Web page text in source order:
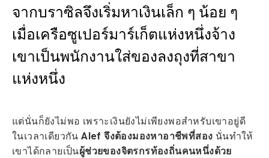
จากบราซิลจึงเริ่มหาเงินเล็ก ๆ น้อย ๆ
เมื่อเครือซูเปอร์มาร์เก็ตแห่งหนึ่งจ้าง
เขาเป็นพนักงานใส่ของลงถุงที่สาขา
แห่งหนึ่ง
แต่นั่นก็ยังไม่พอ เพราะเงินยังไม่เพียงพอสำหรับเขาอยู่ดี
ในเวลาเดียวกัน Alef จึงต้องมองหาอาชีพที่สอง นั่นทำให้
เขาได้กลายเป็นผู้ช่วยของจิตรกรท้องถิ่นคนหนึ่งด้วย